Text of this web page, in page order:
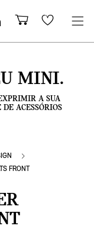
Carrinho
de
Wishlist
MINI.
A SUA
ACESSÓRIOS
FRONT